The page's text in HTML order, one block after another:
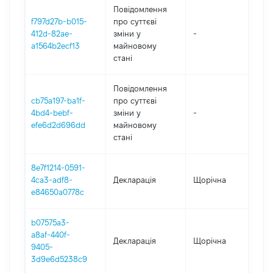
f797d27b-b015-
412d-82ae-
a1564b2ecf13
Повідомлення
про суттєві
зміни y
майновому
стані
-
cb75a197-ba1f-
4bd4-bebf-
efe6d2d696dd
Повідомлення
про суттєві
зміни y
майновому
стані
-
8e7f1214-0591-
4ca3-adf8-
e84650a0778c
Декларація Щорічна
b07575a3-
a8af-440f-
9405-
3d9e6d5238c9
Декларація Щорічна